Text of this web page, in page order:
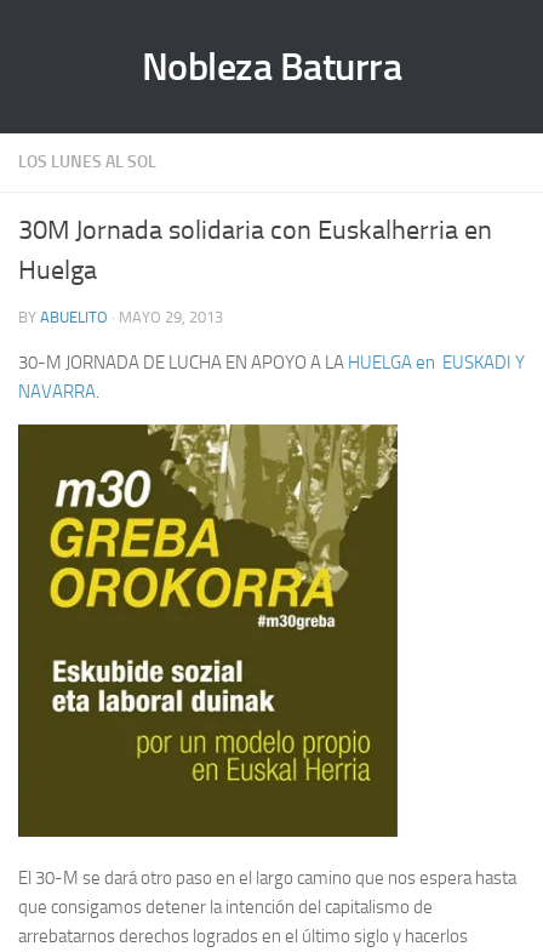
Nobleza Baturra
LOS LUNES AL SOL
30M Jornada solidaria con Euskalherria en
Huelga
BY ABUELITO · MAYO 29, 2013
30-M JORNADA DE LUCHA EN APOYO A LA HUELGA en EUSKADI Y
NAVARRA.
El 30-M se dará otro paso en el largo camino que nos espera hasta
que consigamos detener la intención del capitalismo de
arrebatarnos derechos logrados en el último siglo y hacerlos